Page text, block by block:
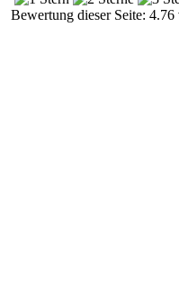
Bewertung dieser Seite: